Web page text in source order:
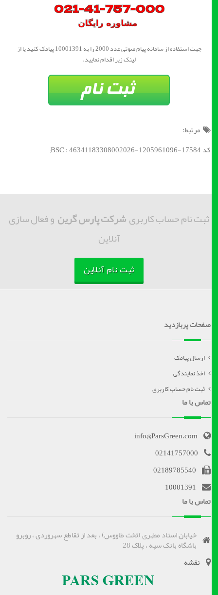
جهت استفاده از سامانه پیام صوتی عدد 2000 را به 10001391 پیامک کنید یا از
لینک زیر اقدام نمایید.
مرتبط:
کد BSC : 46341183308002026-1205961096-17584;
ثبت نام حساب کاربریشرکت پارس گرینو فعال سازی
آنلاین
ثبت نام آنلاین
صفحات پربازدید
ارسال پیامک
اخذ نمایندگی
ثبت نام حساب کاربری
تماس با ما
info@ParsGreen.com
02141757000
02189785540
10001391
تماس با ما
خیابان استاد مطهری (تخت طاووس) ، بعد از تقاطع سهروردی ، روبرو
باشگاه بانک سپه ، پلاک 28
نقشه